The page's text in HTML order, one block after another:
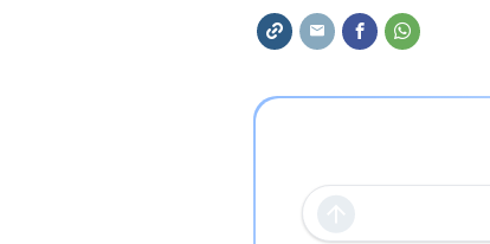
שליחה